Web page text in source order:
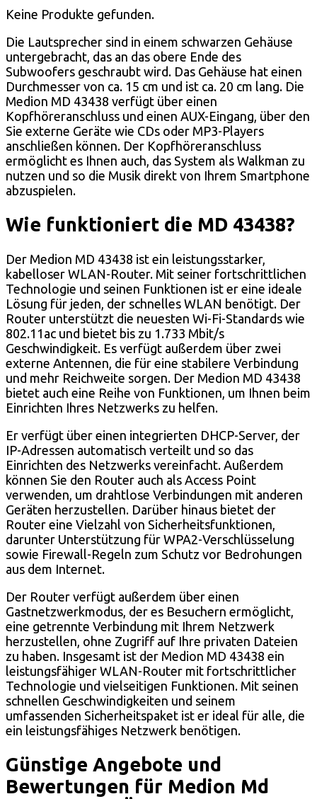
Keine Produkte gefunden.
Die Lautsprecher sind in einem schwarzen Gehäuse
untergebracht, das an das obere Ende des
Subwoofers geschraubt wird. Das Gehäuse hat einen
Durchmesser von ca. 15 cm und ist ca. 20 cm lang. Die
Medion MD 43438 verfügt über einen
Kopfhöreranschluss und einen AUX-Eingang, über den
Sie externe Geräte wie CDs oder MP3-Players
anschließen können. Der Kopfhöreranschluss
ermöglicht es Ihnen auch, das System als Walkman zu
nutzen und so die Musik direkt von Ihrem Smartphone
abzuspielen.
Wie funktioniert die MD 43438?
Der Medion MD 43438 ist ein leistungsstarker,
kabelloser WLAN-Router. Mit seiner fortschrittlichen
Technologie und seinen Funktionen ist er eine ideale
Lösung für jeden, der schnelles WLAN benötigt. Der
Router unterstützt die neuesten Wi-Fi-Standards wie
802.11ac und bietet bis zu 1.733 Mbit/s
Geschwindigkeit. Es verfügt außerdem über zwei
externe Antennen, die für eine stabilere Verbindung
und mehr Reichweite sorgen. Der Medion MD 43438
bietet auch eine Reihe von Funktionen, um Ihnen beim
Einrichten Ihres Netzwerks zu helfen.
Er verfügt über einen integrierten DHCP-Server, der
IP-Adressen automatisch verteilt und so das
Einrichten des Netzwerks vereinfacht. Außerdem
können Sie den Router auch als Access Point
verwenden, um drahtlose Verbindungen mit anderen
Geräten herzustellen. Darüber hinaus bietet der
Router eine Vielzahl von Sicherheitsfunktionen,
darunter Unterstützung für WPA2-Verschlüsselung
sowie Firewall-Regeln zum Schutz vor Bedrohungen
aus dem Internet.
Der Router verfügt außerdem über einen
Gastnetzwerkmodus, der es Besuchern ermöglicht,
eine getrennte Verbindung mit Ihrem Netzwerk
herzustellen, ohne Zugriff auf Ihre privaten Dateien
zu haben. Insgesamt ist der Medion MD 43438 ein
leistungsfähiger WLAN-Router mit fortschrittlicher
Technologie und vielseitigen Funktionen. Mit seinen
schnellen Geschwindigkeiten und seinem
umfassenden Sicherheitspaket ist er ideal für alle, die
ein leistungsfähiges Netzwerk benötigen.
Günstige Angebote und
Bewertungen für Medion Md